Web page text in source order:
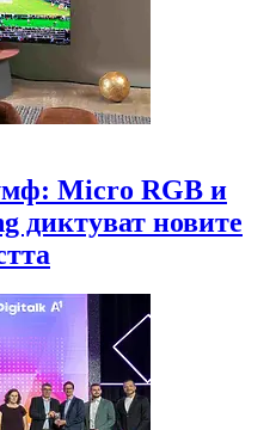
Micro RGB и
диктуват новите